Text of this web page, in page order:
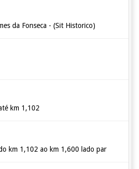
da Fonseca - (Sit Historico)
km 1,102
km 1,102 ao km 1,600 lado par